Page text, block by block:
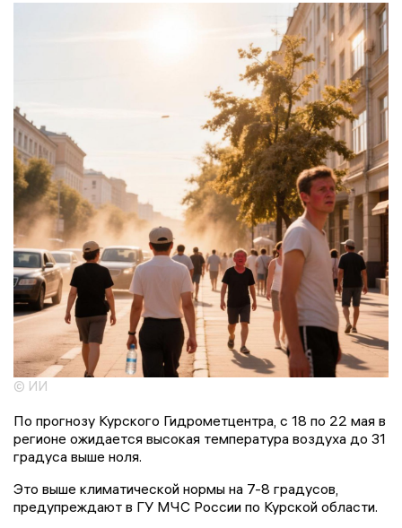
© ИИ
По прогнозу Курского Гидрометцентра, с 18 по 22 мая в
регионе ожидается высокая температура воздуха до 31
градуса выше ноля.
Это выше климатической нормы на 7-8 градусов,
предупреждают в ГУ МЧС России по Курской области.